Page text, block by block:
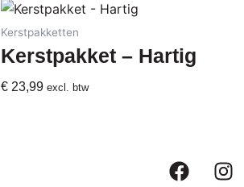
Kerstpakketten
Kerstpakket – Hartig
€23,99 excl. btw
F
a
I
n